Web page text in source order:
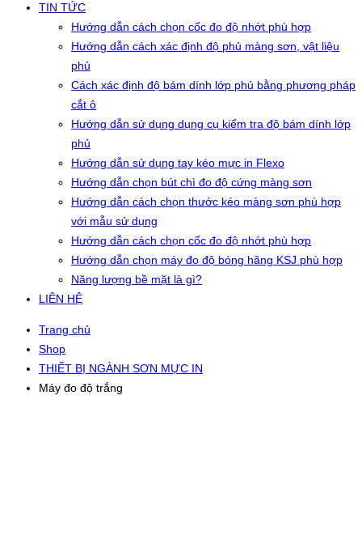
TIN TỨC
Hướng dẫn cách chọn cốc đo độ nhớt phù hợp
Hướng dẫn cách xác định độ phủ màng sơn, vật liệu
phủ
Cách xác định độ bám dính lớp phủ bằng phương pháp
cắt ô
Hướng dẫn sử dụng dụng cụ kiểm tra độ bám dính lớp
phủ
Hướng dẫn sử dụng tay kéo mực in Flexo
Hướng dẫn chọn bút chì đo độ cứng màng sơn
Hướng dẫn cách chọn thước kéo màng sơn phù hợp
với mẫu sử dụng
Hướng dẫn cách chọn cốc đo độ nhớt phù hợp
Hướng dẫn chọn máy đo độ bóng hãng KSJ phù hợp
Năng lượng bề mặt là gì?
LIÊN HỆ
Trang chủ
Shop
THIẾT BỊ NGÀNH SƠN MỰC IN
Máy đo độ trắng